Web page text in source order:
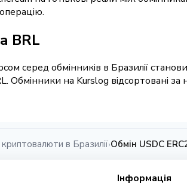
BRL
серед обмінників в Бразилії
Обмінники на Kurslog відсортовані
в Бразилії›Обмін USDC
Інформація